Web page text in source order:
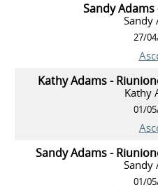
Sandy
Sandy
27/
Kathy Adams -
Kathy
01/
Sandy Adams -
Sandy
01/